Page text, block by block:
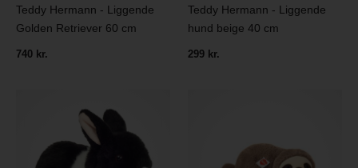
Teddy Hermann - Liggende
Golden Retriever 60 cm
740 kr.
Teddy Hermann - Liggende
hund beige 40 cm
299 kr.